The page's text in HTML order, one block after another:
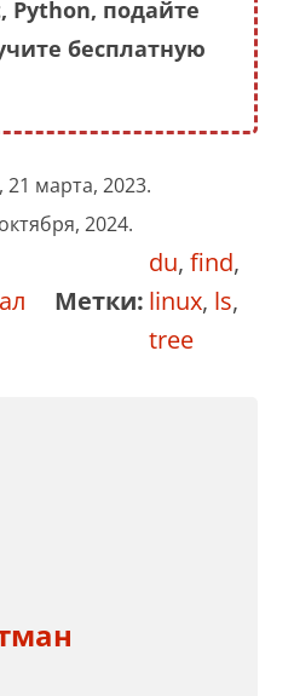
Python, подайте
бесплатную
21 марта, 2023.
2024.
Метки:
du, find,
linux, ls,
tree